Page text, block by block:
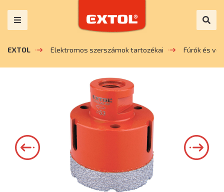
EXTOL Elektromos szerszámok tartozékai Fúrók és